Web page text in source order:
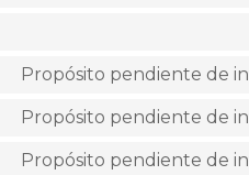
Propósito pendiente de
Propósito pendiente de
Propósito pendiente de